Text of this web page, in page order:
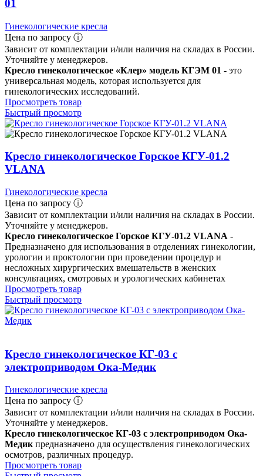
01
Гинекологические кресла
Цена по запросу ⓘ
Зависит от комплектации и/или наличия на складах в России.
Уточняйте у менеджеров.
Кресло гинекологическое «Клер» модель КГЭМ 01 - это
универсальная модель, которая используется для
гинекологических исследований.
Просмотреть товар
Быстрый просмотр
Кресло гинекологическое Горское КГУ-01.2
VLANA
Гинекологические кресла
Цена по запросу ⓘ
Зависит от комплектации и/или наличия на складах в России.
Уточняйте у менеджеров.
Кресло гинекологическое Горское КГУ-01.2 VLANA -
Предназначено для использования в отделениях гинекологии,
урологии и проктологии при проведении процедур и
несложных хирургических вмешательств в женских
консультациях, смотровых и урологических кабинетах
Просмотреть товар
Быстрый просмотр
Кресло гинекологическое КГ-03 с
электроприводом Ока-Медик
Гинекологические кресла
Цена по запросу ⓘ
Зависит от комплектации и/или наличия на складах в России.
Уточняйте у менеджеров.
Кресло гинекологическое КГ-03 с электроприводом Ока-
Медикпредназначено для осуществления гинекологических
осмотров, различных процедур.
Просмотреть товар